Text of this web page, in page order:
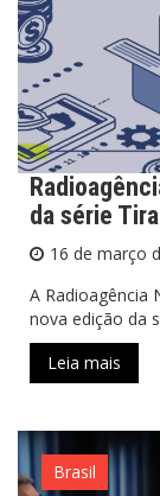
da série
16 de março
A Radioagência
nova edição da
Leia mais
Brasil